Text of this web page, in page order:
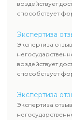
воздействует
способствует
Экспертиза
Экспертиза
воздействует
способствует
Экспертиза
Экспертиза